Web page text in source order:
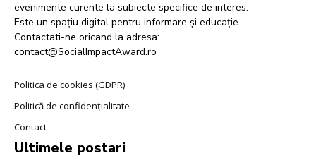
evenimente curente la subiecte specifice de interes.
Este un spațiu digital pentru informare și educație.
Contactati-ne oricand la adresa:
contact@SocialImpactAward.ro
Politica de cookies (GDPR)
Politică de confidențialitate
Contact
Ultimele postari